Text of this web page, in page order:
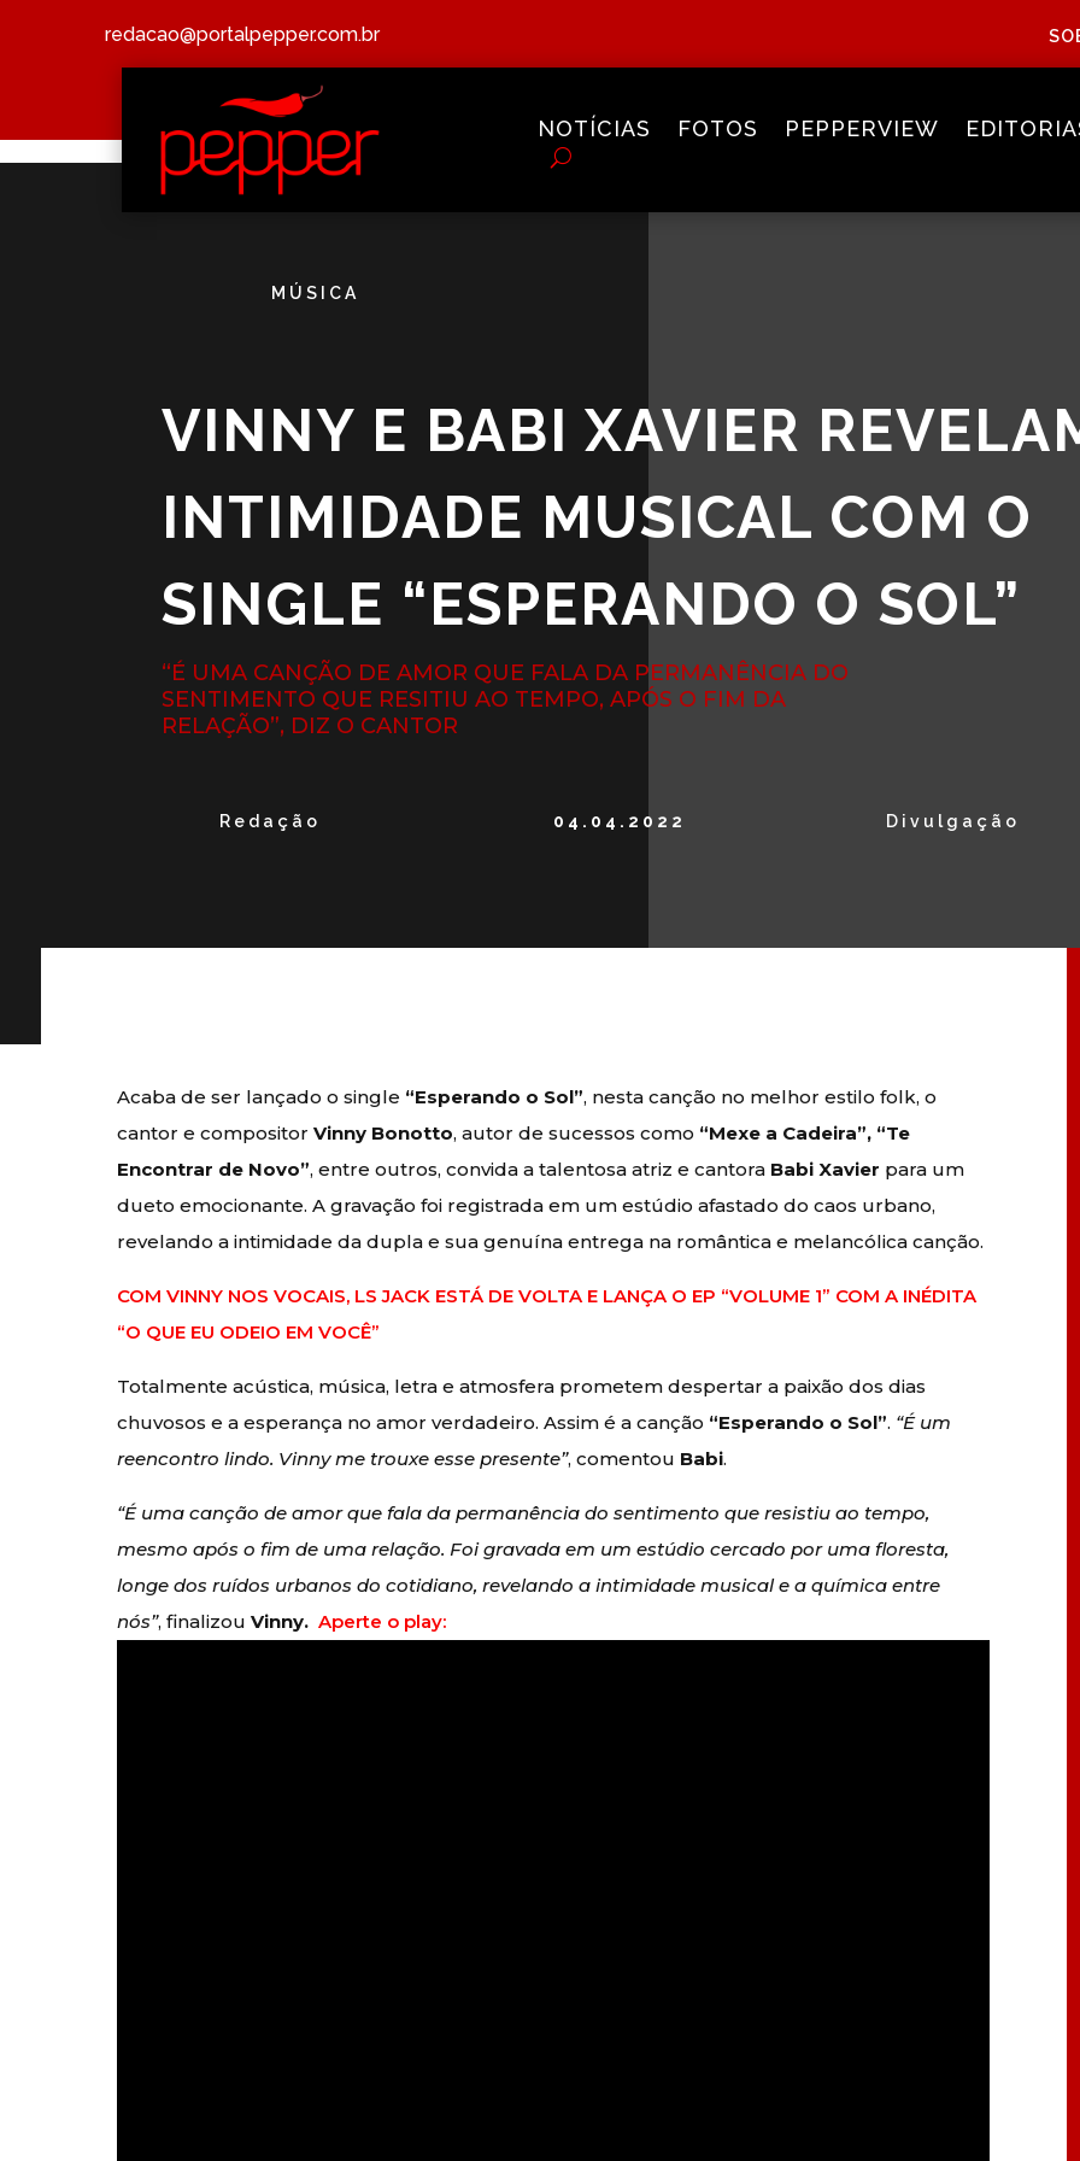
redacao@portalpepper.com.br
NOTÍCIAS FOTOS PEPPERVIEW
MÚSICA
VINNY E BABI XAVIER
INTIMIDADE MUSICAL COM O
SINGLE “ESPERANDO O SOL”
“É UMA CANÇÃO DE AMOR QUE FALA DA PERMANÊNCIA DO
SENTIMENTO QUE RESITIU AO TEMPO, APÓS O FIM DA
RELAÇÃO”, DIZ O CANTOR
Redação 04.04.2022 Divulgação
Acaba de ser lançado o single “Esperando o Sol”, nesta canção no melhor estilo folk, o
cantor e compositorVinny Bonotto, autor de sucessos como “Mexe a Cadeira”, “Te
Encontrar de Novo”, entre outros, convida a talentosa atriz e cantora Babi Xavier para um
dueto emocionante. A gravação foi registrada em um estúdio afastado do caos urbano,
revelando a intimidade da dupla e sua genuína entrega na romântica e melancólica canção.
COM VINNY NOS VOCAIS, LS JACK ESTÁ DE VOLTA E LANÇA O EP “VOLUME 1” COM A INÉDITA
“O QUE EU ODEIO EM VOCÊ”
Totalmente acústica, música, letra e atmosfera prometem despertar a paixão dos dias
chuvosos e a esperança no amor verdadeiro. Assim é a canção “Esperando o Sol”. “Éum
reencontro lindo. Vinny me trouxe esse presente”, comentou Babi.
“É uma canção de amor que fala da permanência do sentimento que resistiu ao tempo,
mesmo após o fim de uma relação. Foi gravada em um estúdio cercado por uma floresta,
longe dos ruídos urbanos do cotidiano, revelando a intimidade musical e a química entre
nós”, finalizouVinny.Aperte o play: